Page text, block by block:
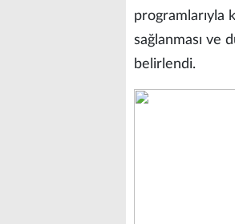
programlarıyla
sağlanması ve
belirlendi.